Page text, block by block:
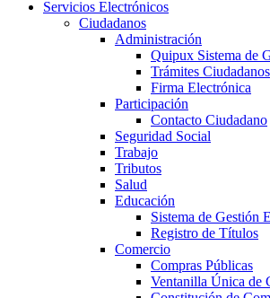
Servicios Electrónicos
Ciudadanos
Administración
Quipux Sistema de
Trámites Ciudadanos
Firma Electrónica
Participación
Contacto Ciudadano
Seguridad Social
Trabajo
Tributos
Salud
Educación
Sistema de Gestión
Registro de Títulos
Comercio
Compras Públicas
Ventanilla Única de